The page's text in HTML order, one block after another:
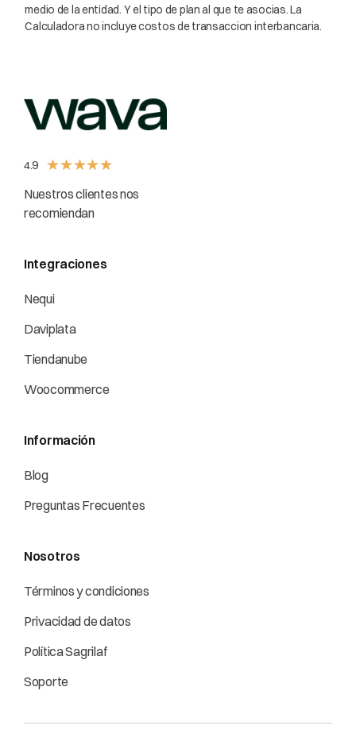
medio de la entidad. Y el tipo de plan al que te asocias. La
Calculadora no incluye costos de transaccion interbancaria.
4.9 ★★★★★
Nuestros clientes nos
recomiendan
Integraciones
Nequi
Daviplata
Tiendanube
Woocommerce
Información
Blog
Preguntas Frecuentes
Nosotros
Términos y condiciones
Privacidad de datos
Política Sagrilaf
Soporte